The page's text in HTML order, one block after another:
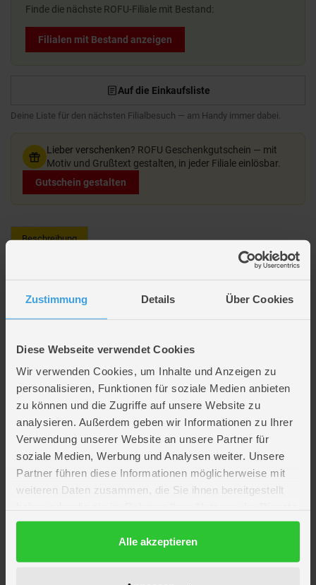
Zustimmung Details Über Cookies
Diese Webseite verwendet Cookies
Wir verwenden Cookies, um Inhalte und Anzeigen zu
personalisieren, Funktionen für soziale Medien anbieten
zu können und die Zugriffe auf unsere Website zu
analysieren. Außerdem geben wir Informationen zu Ihrer
Verwendung unserer Website an unsere Partner für
soziale Medien, Werbung und Analysen weiter. Unsere
Partner führen diese Informationen möglicherweise mit
weiteren Daten zusammen, die Sie ihnen bereitgestellt
gesammelt haben.
DatenschutzerklärungAlle akzeptieren
Finde die nächste ROFU-Filiale mit Bestand:
Filialen mit Bestand anzeigen
Auf die Einkaufsliste
Deine Liste für den nächsten Filialbesuch — am Handy immer dabei.
Lieber verschenken? ROFU Geschenkgutschein — mit
Motiv und Grußtext gestalten, in jeder Filiale einlösbar.
Gutschein gestalten
Beschreibung
Lieferumfang: 1 BABY born Fahrradset
Puppe und Fahrrad nicht enthalten
Artikelmerkmale
Altersempfehlung
ab 3 Jahre
Verpackungsmaße
Länge ca. 40,5 cm
MGA Zapf Creation
Artikelnummer des Herstellers
835876